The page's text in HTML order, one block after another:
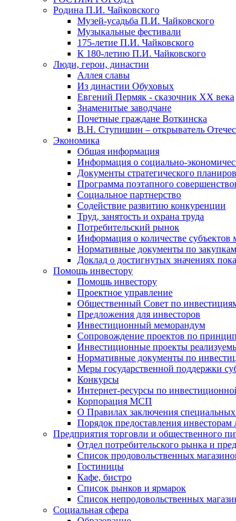
Родина П.И. Чайковского
Музей-усадьба П.И. Чайковского
Музыкальные фестивали
175-летие П.И. Чайковского
К 180-летию П.И. Чайковского
Люди, герои, династии
Аллея славы
Из династии Обуховых
Евгений Пермяк - сказочник XX века
Знаменитые заводчане
Почетные граждане Воткинска
В.Н. Ступишин – открыватель
Экономика
Общая информация
Информация о социально-
Документы стратегического
Программа поэтапного
Социальное партнерство
Содействие развитию конкуренции
Труд, занятость и охрана труда
Потребительский рынок
Информация о количестве субъектов
Нормативные документы по закупкам
Доклад о достигнутых значениях
Помощь инвестору
Помощь инвестору
Проектное управление
Общественный Совет по
Предложения для инвесторов
Инвестиционный меморандум
Сопровождение проектов по
Инвестиционные проекты
Нормативные документы по
Меры государственной поддержки
Конкурсы
Интернет-ресурсы по
Корпорация МСП
О Правилах заключения
Порядок предоставления
Предприятия торговли и общественного
Отдел потребительского рынка и
Список продовольственных
Гостиницы
Кафе, бистро
Cписок рынков и ярмарок
Список непродовольственных
Социальная сфера